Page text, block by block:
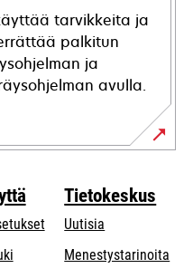
tarvikkeita ja
palkitun
ja
avulla.
opens
Tietokeskus
Uutisia
Menestystarinoita